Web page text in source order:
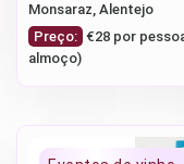
Monsaraz, Alentejo
Preço: €28 por
almoço)